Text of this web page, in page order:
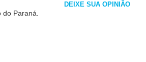
Paraná.
DEIXE SUA OPINIÃO